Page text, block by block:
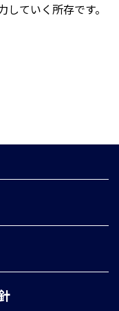
ていく所存です。